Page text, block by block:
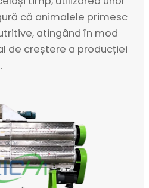
că animalele primesc
atingând în mod
de creștere a producției